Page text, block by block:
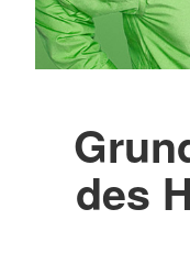
des